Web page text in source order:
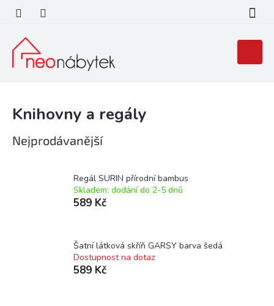
obsah
košík
Knihovny a regály
Nejprodávanější
Regál SURIN přírodní bambus
Skladem: dodání do 2-5 dnů
589 Kč
Šatní látková skříň GARSY barva šedá
Dostupnost na dotaz
589 Kč